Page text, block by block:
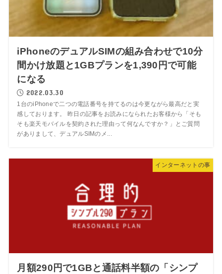
iPhoneのデュアルSIMの組み合わせで10分
間かけ放題と1GBプランを1,390円で可能
になる
2022.03.30
1台のiPhoneで二つの電話番号を持てるのは今更ながら最高だと実
感しております。 昨日の記事をお読みになられたお客様から「そも
そも楽天モバイルを契約された理由って何なんですか？」とご質問
がありまして、デュアルSIMのメ...
インターネットの事
月額290円で1GBと通話料半額の「シンプ